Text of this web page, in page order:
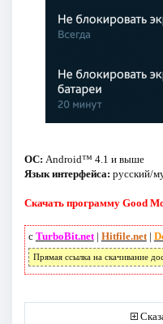
ОС: Android™ 4.1 и выше
Язык интерфейса: русский/
Скачать программу Good
с TurboBit.net| Hitfile.net|
Прямая ссылка на скачивание